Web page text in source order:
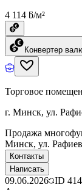
4 114 ƃ/м²
Конвертер
Торговое
г. Минск, ул.
Продажа
Минск, ул.
Контакты
Написать
09.06.2026 ID